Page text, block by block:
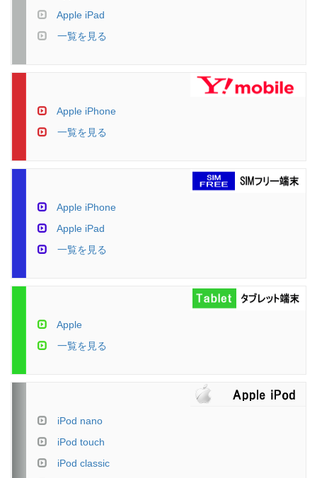
Apple iPad
一覧を見る
Apple iPhone
一覧を見る
Apple iPhone
Apple iPad
一覧を見る
Apple
一覧を見る
iPod nano
iPod touch
iPod classic